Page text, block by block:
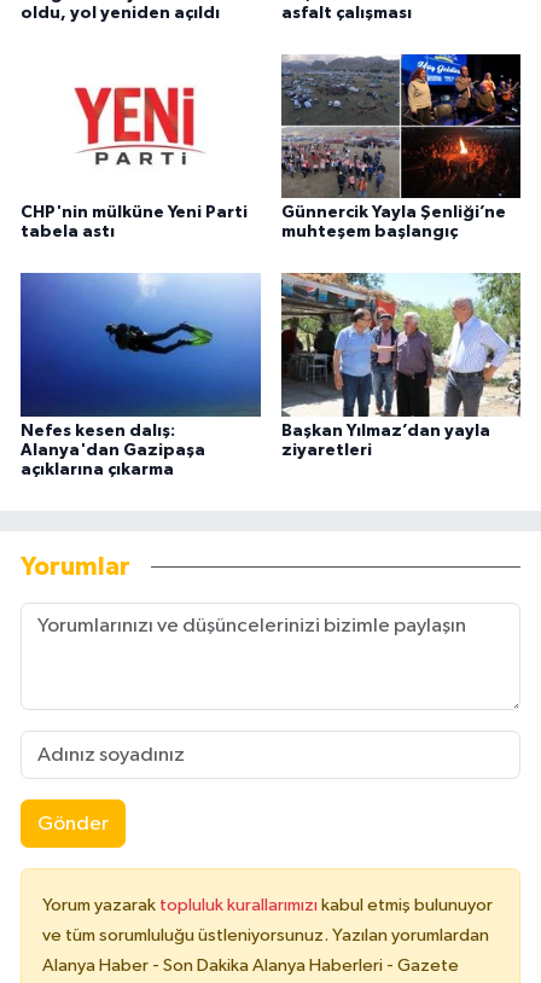
oldu, yol yeniden açıldı
asfalt çalışması
CHP'nin mülküne Yeni Parti
tabela astı
Günnercik Yayla Şenliği’ne
muhteşem başlangıç
Nefes kesen dalış:
Alanya'dan Gazipaşa
açıklarına çıkarma
Başkan Yılmaz’dan yayla
ziyaretleri
Yorumlar
Gönder
Yorum yazarak topluluk kurallarımızı kabul etmiş bulunuyor
ve tüm sorumluluğu üstleniyorsunuz. Yazılan yorumlardan
Alanya Haber - Son Dakika Alanya Haberleri - Gazete